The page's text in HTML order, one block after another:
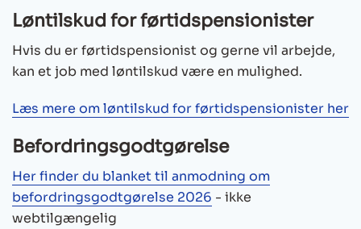
Løntilskud for førtidspensionister
Hvis du er førtidspensionist og gerne vil arbejde,
kan et job med løntilskud være en mulighed.
Læs mere om løntilskud for førtidspensionister her
Befordringsgodtgørelse
Her finder du blanket til anmodning om
befordringsgodtgørelse 2026 - ikke
webtilgængelig